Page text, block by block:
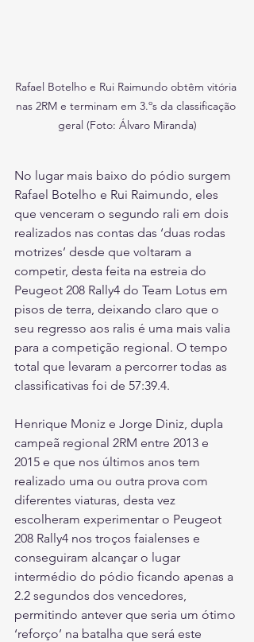
Rafael Botelho e Rui Raimundo obtêm vitória
nas 2RM e terminam em 3.ºs da classificação
geral (Foto: Álvaro Miranda)
No lugar mais baixo do pódio surgem
Rafael Botelho e Rui Raimundo, eles
que venceram o segundo rali em dois
realizados nas contas das ‘duas rodas
motrizes’ desde que voltaram a
competir, desta feita na estreia do
Peugeot 208 Rally4 do Team Lotus em
pisos de terra, deixando claro que o
seu regresso aos ralis é uma mais valia
para a competição regional. O tempo
total que levaram a percorrer todas as
classificativas foi de 57:39.4.
Henrique Moniz e Jorge Diniz, dupla
campeã regional 2RM entre 2013 e
2015 e que nos últimos anos tem
realizado uma ou outra prova com
diferentes viaturas, desta vez
escolheram experimentar o Peugeot
208 Rally4 nos troços faialenses e
conseguiram alcançar o lugar
intermédio do pódio ficando apenas a
2.2 segundos dos vencedores,
permitindo antever que seria um ótimo
‘reforço’ na batalha que será este